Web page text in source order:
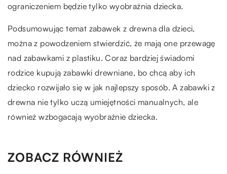
ograniczeniem będzie tylko wyobraźnia dziecka.
Podsumowując temat zabawek z drewna dla dzieci,
można z powodzeniem stwierdzić, że mają one przewagę
nad zabawkami z plastiku. Coraz bardziej świadomi
rodzice kupują zabawki drewniane, bo chcą aby ich
dziecko rozwijało się w jak najlepszy sposób. A zabawki z
drewna nie tylko uczą umiejętności manualnych, ale
również wzbogacają wyobraźnie dziecka.
ZOBACZ RÓWNIEŻ